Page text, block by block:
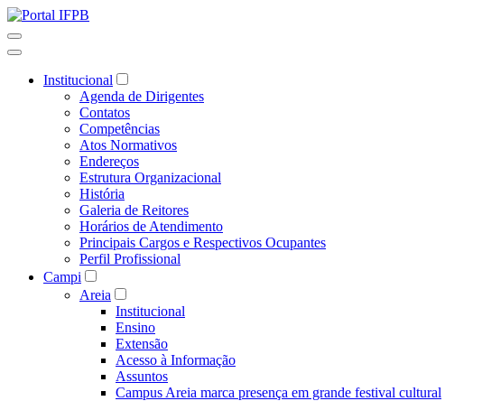
Institucional
Agenda de Dirigentes
Contatos
Competências
Atos Normativos
Endereços
Estrutura Organizacional
História
Galeria de Reitores
Horários de Atendimento
Principais Cargos e Respectivos Ocupantes
Perfil Profissional
Campi
Areia
Institucional
Ensino
Extensão
Acesso à Informação
Assuntos
Campus Areia marca presença em grande festival cultural